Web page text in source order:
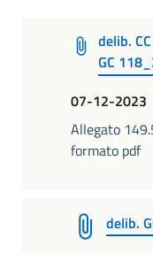
delib.
GC
07-12-2023
Allegato
formato pdf
delib.